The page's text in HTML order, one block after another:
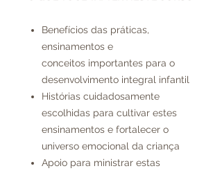
Benefícios das práticas,
ensinamentos e
conceitos importantes para o
desenvolvimento integral infantil
Histórias cuidadosamente
escolhidas para cultivar estes
ensinamentos e fortalecer o
universo emocional da criança
Apoio para ministrar estas